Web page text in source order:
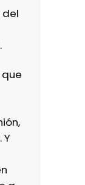
del
Y